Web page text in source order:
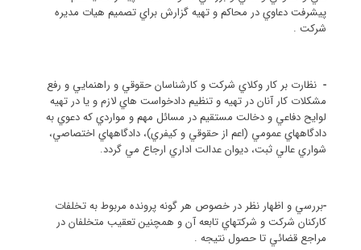
پيشرفت دعاوي در محاكم و تهيه گزارش براي تصميم هيات مديره
شركت .
- نظارت بر كار وكلاي شركت و كارشناسان حقوقي و راهنمايي و رفع
مشكلات كار آنان در تهيه و تنظيم دادخواست هاي لازم و يا در تهيه
لوايح دفاعي و دخالت مستقيم در مسائل مهم و مواردي كه دعوي به
دادگاههاي عمومي (اعم از حقوقي و كيفري)، دادگاههاي اختصاصي،
شواري عالي ثبت، ديوان عدالت اداري ارجاع مي گردد.
-بررسي و اظهار نظر در خصوص هر گونه پرونده مربوط به تخلفات
كاركنان شركت و شركتهاي تابعه آن و همچنين تعقيب متخلفان در
مراجع قضائي تا حصول نتيجه .